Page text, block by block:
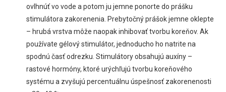
ovlhnúť vo vode a potom ju jemne ponorte do prášku
stimulátora zakorenenia. Prebytočný prášok jemne oklepte
– hrubá vrstva môže naopak inhibovať tvorbu koreňov. Ak
používate gélový stimulátor, jednoducho ho natrite na
spodnú časť odrezku. Stimulátory obsahujú auxíny –
rastové hormóny, ktoré urýchľujú tvorbu koreňového
systému a zvyšujú percentuálnu úspešnosť zakorenenosti